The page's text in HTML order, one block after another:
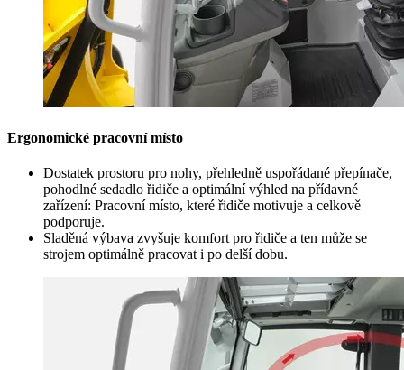
Ergonomické pracovní místo
Dostatek prostoru pro nohy, přehledně uspořádané přepínače,
pohodlné sedadlo řidiče a optimální výhled na přídavné
zařízení: Pracovní místo, které řidiče motivuje a celkově
podporuje.
Sladěná výbava zvyšuje komfort pro řidiče a ten může se
strojem optimálně pracovat i po delší dobu.